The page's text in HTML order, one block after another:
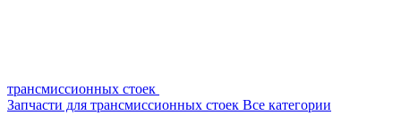
трансмиссионных стоек
Запчасти для трансмиссионных стоек Все категории